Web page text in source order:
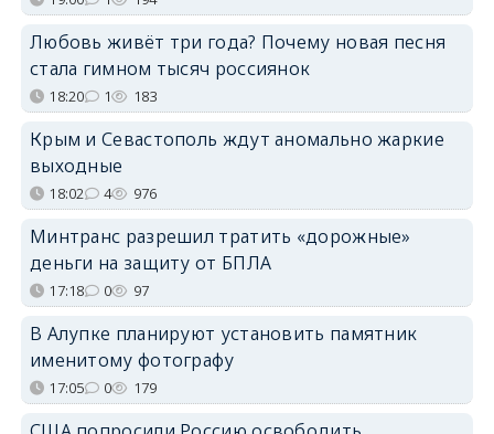
Любовь живёт три года? Почему новая песня
стала гимном тысяч россиянок
18:20 1 183
Крым и Севастополь ждут аномально жаркие
выходные
18:02 4 976
Минтранс разрешил тратить «дорожные»
деньги на защиту от БПЛА
17:18 0 97
В Алупке планируют установить памятник
именитому фотографу
17:05 0 179